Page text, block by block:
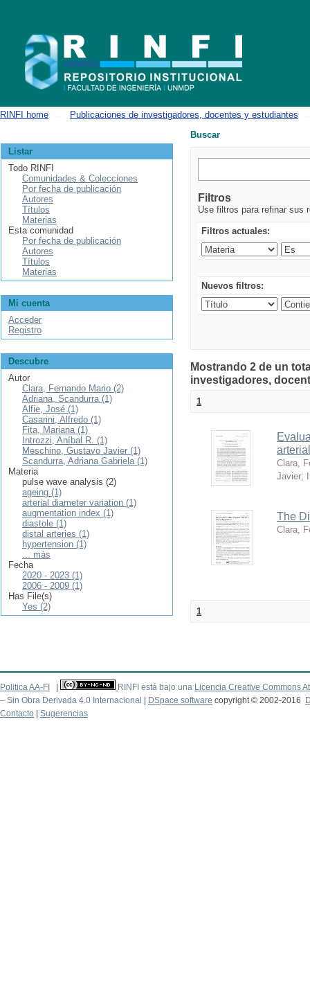
RINFI home Publicaciones de investigadores, docentes y estudiantes
Buscar
Filtros
Use filtros para refinar sus
Filtros actuales:
Nuevos filtros:
Mostrando 2 de un
investigadores,
1
Clara,
Javier;
The
Clara,
1
Listar
Todo RINFI
Comunidades & Colecciones
Por fecha de publicación
Autores
Títulos
Materias
Esta comunidad
Por fecha de publicación
Autores
Títulos
Materias
Mi cuenta
Acceder
Registro
Descubre
Autor
Clara, Fernando Mario (2)
Adriana, Scandurra (1)
Alfie, José (1)
Casarini, Alfredo (1)
Fita, Mariana (1)
Introzzi, Aníbal R. (1)
Meschino, Gustavo Javier (1)
Scandurra, Adriana Gabriela (1)
Materia
pulse wave analysis (2)
ageing (1)
arterial diameter variation (1)
augmentation index (1)
diastole (1)
distal arteries (1)
hypertension (1)
... más
Fecha
2020 - 2023 (1)
2006 - 2009 (1)
Has File(s)
Yes (2)
Politica AA-FI RINFI está bajo una Licencia Creative Commons
– Sin Obra Derivada 4.0 Internacional
DSpace software copyright © 2002-2016
Contacto
Sugerencias